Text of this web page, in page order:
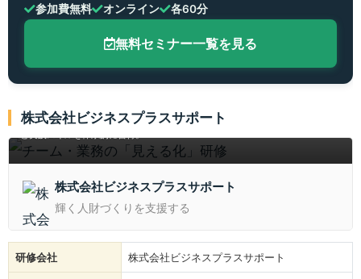
参加費無料 オンライン 各60分
無料セミナー一覧を見る
株式会社ビジネスプラスサポート
業務の属人化やムダを解消し、チーム全体の生産性を高める「見える化」の手法
株式会社ビジネスプラスサポート
輝く人財づくりを支援する
研修会社 株式会社ビジネスプラスサポート